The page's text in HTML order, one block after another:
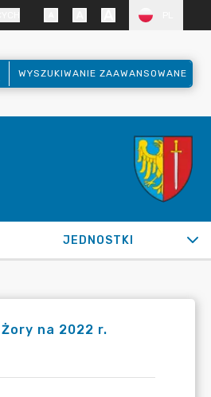
WYSZUKIWANIE ZAAWANSOWANE
JEDNOSTKI
na 2022 r.